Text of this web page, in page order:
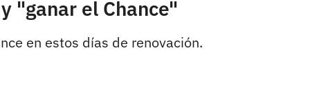
"ganar el Chance"
en estos días de renovación.